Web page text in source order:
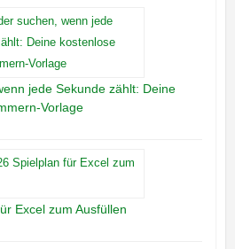
jede Sekunde zählt: Deine
Vorlage
Excel zum Ausfüllen